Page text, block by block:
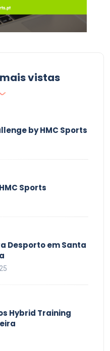
vistas
by HMC Sports
Sports
Desporto em Santa
Hybrid Training